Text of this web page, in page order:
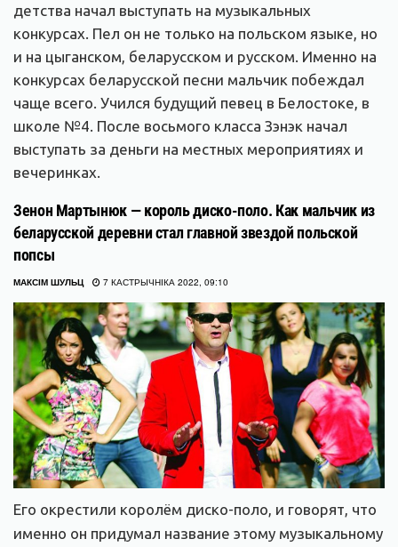
детства начал выступать на музыкальных
конкурсах. Пел он не только на польском языке, но
и на цыганском, беларусском и русском. Именно на
конкурсах беларусской песни мальчик побеждал
чаще всего. Учился будущий певец в Белостоке, в
школе №4. После восьмого класса Зэнэк начал
выступать за деньги на местных мероприятиях и
вечеринках.
Зенон Мартынюк — король диско-поло. Как мальчик из
беларусской деревни стал главной звездой польской
попсы
МАКСІМ ШУЛЬЦ 7 КАСТРЫЧНІКА 2022, 09:10
Его окрестили королём диско-поло, и говорят, что
именно он придумал название этому музыкальному